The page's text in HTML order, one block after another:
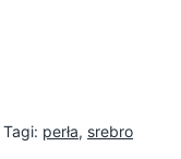
Tagi: perła, srebro